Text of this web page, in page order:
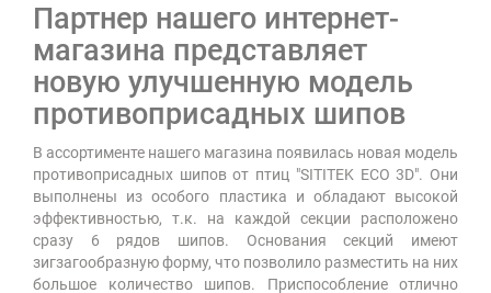
Партнер нашего интернет-
магазина представляет
новую улучшенную модель
противоприсадных шипов
В ассортименте нашего магазина появилась новая модель
противоприсадных шипов от птиц "SITITEK ECO 3D". Они
выполнены из особого пластика и обладают высокой
эффективностью, т.к. на каждой секции расположено
сразу 6 рядов шипов. Основания секций имеют
зигзагообразную форму, что позволило разместить на них
большое количество шипов. Приспособление отлично